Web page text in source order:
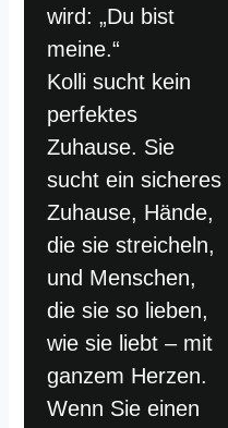
wird: „Du bist
meine.“
Kolli sucht kein
perfektes
Zuhause. Sie
sucht ein sicheres
Zuhause, Hände,
die sie streicheln,
und Menschen,
die sie so lieben,
wie sie liebt – mit
ganzem Herzen.
Wenn Sie einen